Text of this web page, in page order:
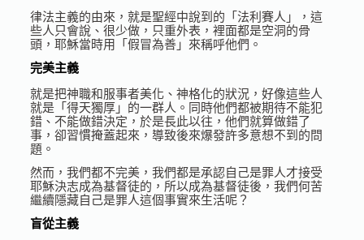
律法主義的由來，就是聖經中說到的「法利賽人」，這
些人只會說、很少做，只重外表，裡面都是空洞的骨
頭，耶穌當時用「假冒為善」來稱呼他們。
完美主義
就是把神職和服事者美化、神格化的狀況，好像這些人
就是「得天獨厚」的一群人。同時他們都被期待不能犯
錯、不能做錯決定，於是長此以往，他們就算做錯了
事，卻習慣掩蓋起來，導致後來爆發許多意想不到的問
題。
然而，我們都不完美，我們都是承認自己是罪人才接受
耶穌決志成為基督徒的，所以成為基督徒後，我們何苦
繼續隱藏自己是罪人這個事實來生活呢？
盲從主義